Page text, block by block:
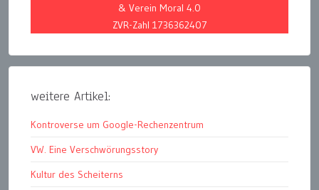
& Verein Moral 4.0
ZVR-Zahl 1736362407
weitere Artikel:
Kontroverse um Google-Rechenzentrum
VW. Eine Verschwörungsstory
Kultur des Scheiterns